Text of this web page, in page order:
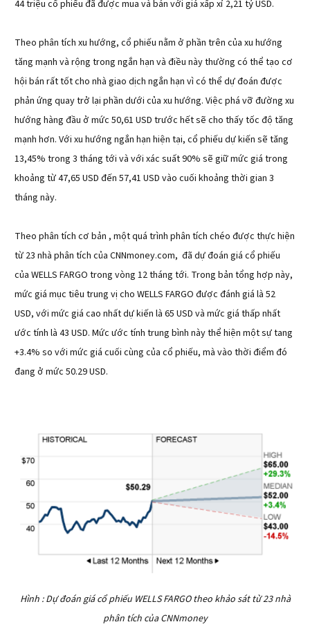
44 triệu cổ phiếu đã được mua và bán với giá xấp xỉ 2,21 tỷ USD.
Theo phân tích xu hướng, cổ phiếu nằm ở phần trên của xu hướng
tăng mạnh và rộng trong ngắn hạn và điều này thường có thể tạo cơ
hội bán rất tốt cho nhà giao dịch ngắn hạn vì có thể dự đoán được
phản ứng quay trở lại phần dưới của xu hướng. Việc phá vỡ đường xu
hướng hàng đầu ở mức 50,61 USD trước hết sẽ cho thấy tốc độ tăng
mạnh hơn. Với xu hướng ngắn hạn hiện tại, cổ phiếu dự kiến sẽ tăng
13,45% trong 3 tháng tới và với xác suất 90% sẽ giữ mức giá trong
khoảng từ 47,65 USD đến 57,41 USD vào cuối khoảng thời gian 3
tháng này.
Theo phân tích cơ bản , một quá trình phân tích chéo được thực hiện
từ 23 nhà phân tích của CNNmoney.com, đã dự đoán giá cổ phiếu
của WELLS FARGO trong vòng 12 tháng tới. Trong bản tổng hợp này,
mức giá mục tiêu trung vị cho WELLS FARGO được đánh giá là 52
USD, với mức giá cao nhất dự kiến là 65 USD và mức giá thấp nhất
ước tính là 43 USD. Mức ước tính trung bình này thể hiện một sự tang
+3.4% so với mức giá cuối cùng của cổ phiếu, mà vào thời điểm đó
đang ở mức 50.29 USD.
Hình : Dự đoán giá cổ phiếu WELLS FARGO theo khảo sát từ 23 nhà
phân tích của CNNmoney